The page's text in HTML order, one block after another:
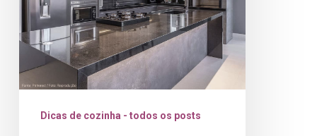
não
podem
faltar
Dicas de cozinha - todos os posts